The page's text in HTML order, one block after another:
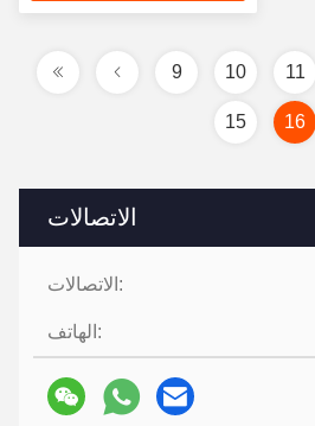
الاتصالات
الاتصالات:
الهاتف:
9 10 11
15 16